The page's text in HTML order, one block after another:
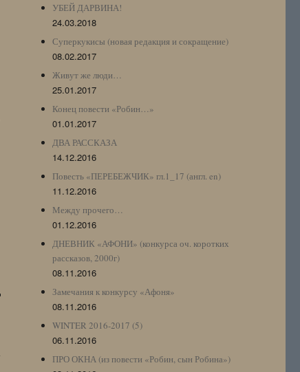
УБЕЙ ДАРВИНА!
24.03.2018
Суперкукисы (новая редакция и сокращение)
08.02.2017
Живут же люди…
25.01.2017
Конец повести «Робин…»
01.01.2017
ДВА РАССКАЗА
14.12.2016
Повесть «ПЕРЕБЕЖЧИК» гл.1_17 (англ. en)
11.12.2016
Между прочего…
01.12.2016
ДНЕВНИК «АФОНИ» (конкурса оч. коротких
рассказов, 2000г)
08.11.2016
Замечания к конкурсу «Афоня»
08.11.2016
WINTER 2016-2017 (5)
06.11.2016
ПРО ОКНА (из повести «Робин, сын Робина»)